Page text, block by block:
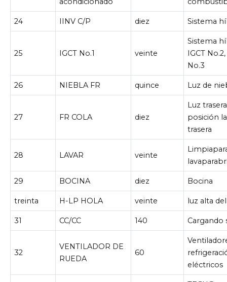
24 IINV C/P diez Sistema
25 IGCT No.1 veinte
Sistema
IGCT
No.3
26 NIEBLA FR quince Luz de
27 FR COLA diez
Luz
posición
trasera
28 LAVAR veinte
29 BOCINA diez Bocina
treinta H-LP HOLA veinte luz alta
31 CC/CC 140 Cargando
32
VENTILADOR DE
RUEDA
60
eléctricos